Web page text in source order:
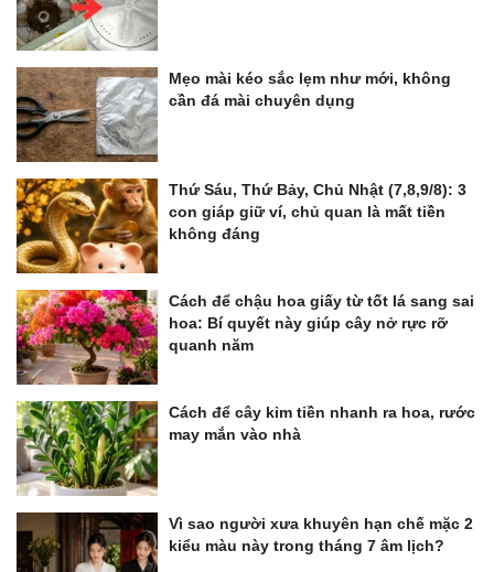
Mẹo mài kéo sắc lẹm như mới, không
cần đá mài chuyên dụng
Thứ Sáu, Thứ Bảy, Chủ Nhật (7,8,9/8): 3
con giáp giữ ví, chủ quan là mất tiền
không đáng
Cách để chậu hoa giấy từ tốt lá sang sai
hoa: Bí quyết này giúp cây nở rực rỡ
quanh năm
Cách để cây kim tiền nhanh ra hoa, rước
may mắn vào nhà
Vì sao người xưa khuyên hạn chế mặc 2
kiểu màu này trong tháng 7 âm lịch?